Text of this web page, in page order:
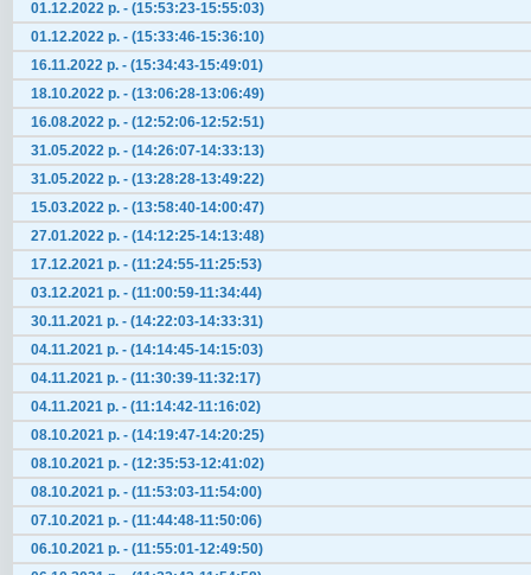
01.12.2022 р. - (15:53:23-15:55:03)
01.12.2022 р. - (15:33:46-15:36:10)
16.11.2022 р. - (15:34:43-15:49:01)
18.10.2022 р. - (13:06:28-13:06:49)
16.08.2022 р. - (12:52:06-12:52:51)
31.05.2022 р. - (14:26:07-14:33:13)
31.05.2022 р. - (13:28:28-13:49:22)
15.03.2022 р. - (13:58:40-14:00:47)
27.01.2022 р. - (14:12:25-14:13:48)
17.12.2021 р. - (11:24:55-11:25:53)
03.12.2021 р. - (11:00:59-11:34:44)
30.11.2021 р. - (14:22:03-14:33:31)
04.11.2021 р. - (14:14:45-14:15:03)
04.11.2021 р. - (11:30:39-11:32:17)
04.11.2021 р. - (11:14:42-11:16:02)
08.10.2021 р. - (14:19:47-14:20:25)
08.10.2021 р. - (12:35:53-12:41:02)
08.10.2021 р. - (11:53:03-11:54:00)
07.10.2021 р. - (11:44:48-11:50:06)
06.10.2021 р. - (11:55:01-12:49:50)